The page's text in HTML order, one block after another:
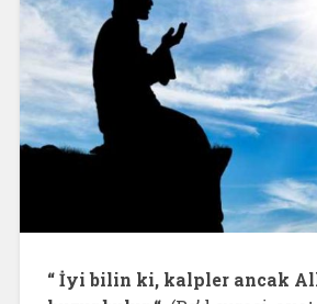
“ İyi bilin ki, kalpler ancak